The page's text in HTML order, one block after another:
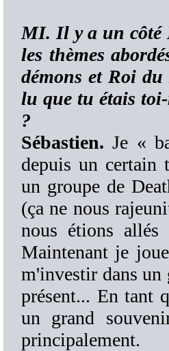
MI. Il y a un côté
les thèmes
démons et Roi
lu que tu étais
?
Sébastien. Je «
depuis un certain
un groupe de
(ça ne nous
nous étions allés
Maintenant je
m'investir dans un
présent... En tant
un grand
principalement.